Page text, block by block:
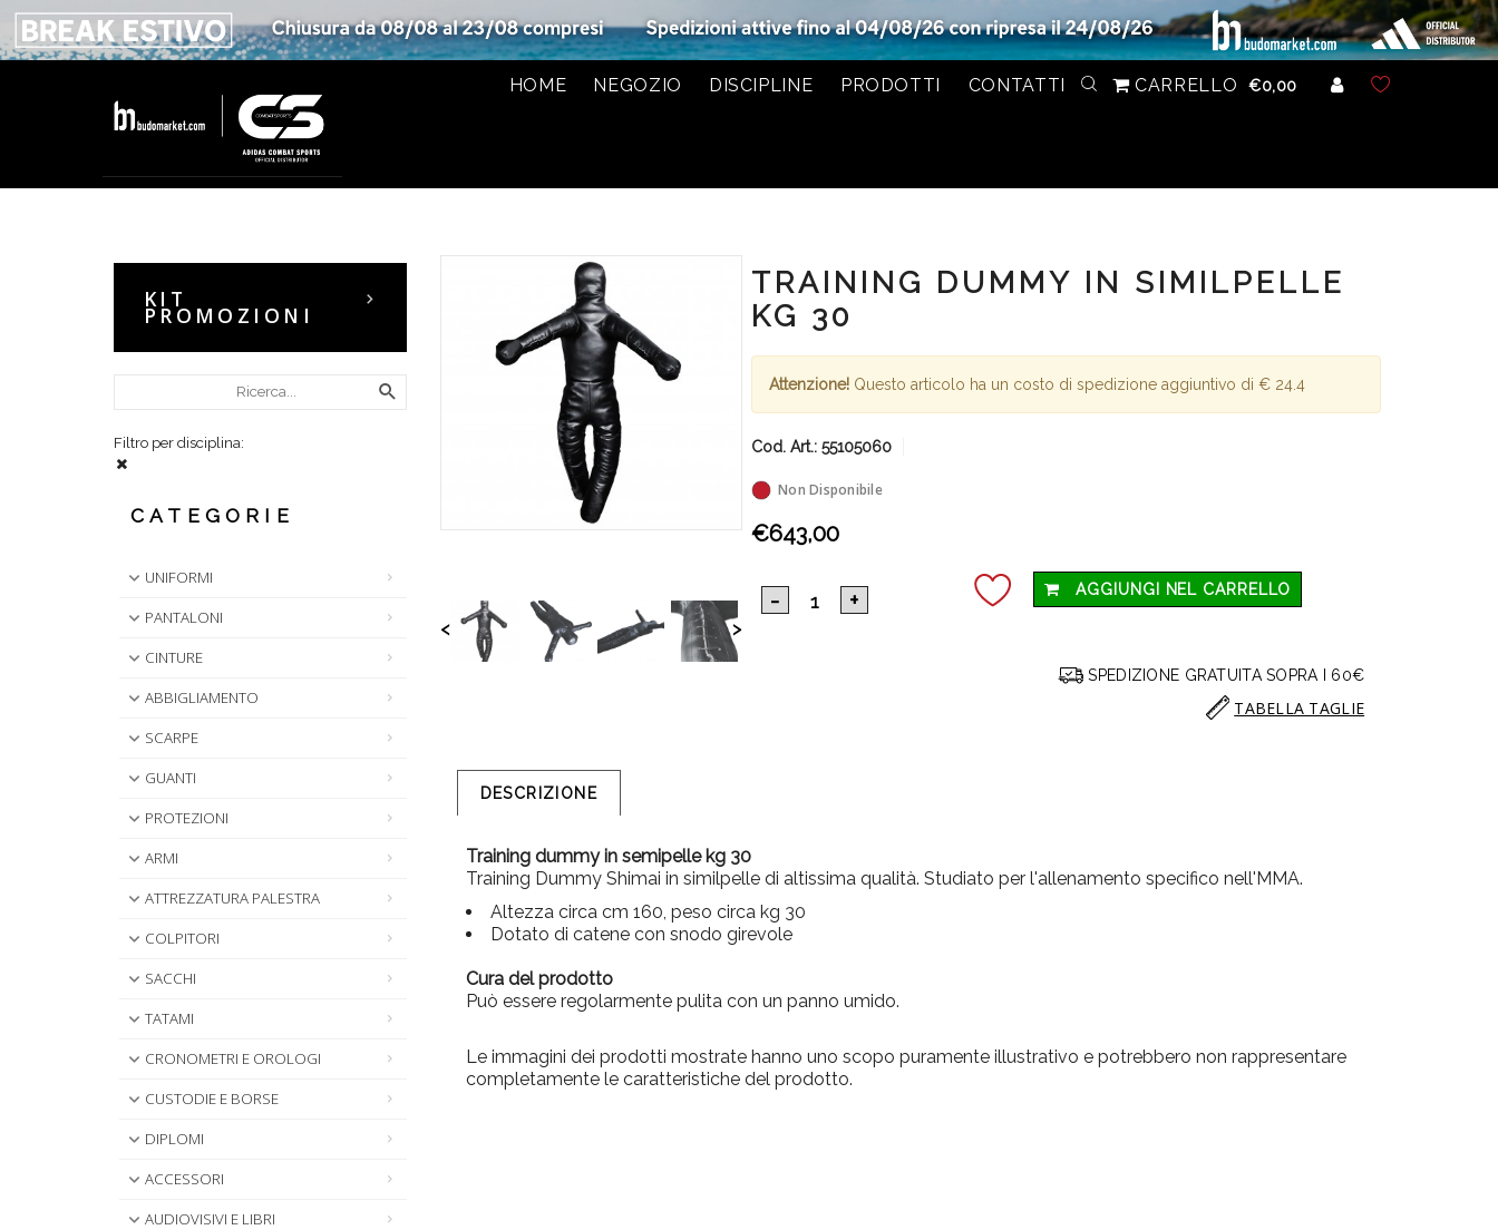
HOME NEGOZIO DISCIPLINE PRODOTTI CONTATTI CARRELLO €0,00
KIT
PROMOZIONI
Filtro per disciplina:
CATEGORIE
UNIFORMI
PANTALONI
CINTURE
ABBIGLIAMENTO
SCARPE
GUANTI
PROTEZIONI
ARMI
ATTREZZATURA PALESTRA
COLPITORI
SACCHI
TATAMI
CRONOMETRI E OROLOGI
CUSTODIE E BORSE
DIPLOMI
ACCESSORI
AUDIOVISIVI E LIBRI
< >
TRAINING DUMMY IN SIMILPELLE
KG 30
Attenzione! Questo articolo ha un costo di spedizione aggiuntivo di € 24.4
Cod. Art.:55105060
Non Disponibile
€643,00
AGGIUNGI NEL CARRELLO
SPEDIZIONE GRATUITA SOPRA I 60€
TABELLA TAGLIE
DESCRIZIONE
Training dummy in semipelle kg 30
Training Dummy Shimai in similpelle di altissima qualità. Studiato per l'allenamento specifico nell'MMA.
Altezza circa cm 160, peso circa kg 30
Dotato di catene con snodo girevole
Cura del prodotto
Può essere regolarmente pulita con un panno umido.
Le immagini dei prodotti mostrate hanno uno scopo puramente illustrativo e potrebbero non rappresentare
completamente le caratteristiche del prodotto.